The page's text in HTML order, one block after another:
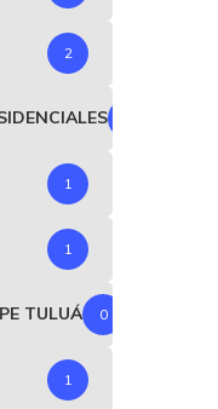
2
1
1
TULUÁ 0
1